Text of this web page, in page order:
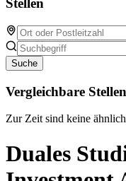
Stellen
Suche
Vergleichbare
Zur Zeit sind keine
Duales